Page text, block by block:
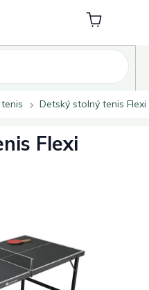
Nákupný
košík
Detský stolný tenis Flexi
Flexi